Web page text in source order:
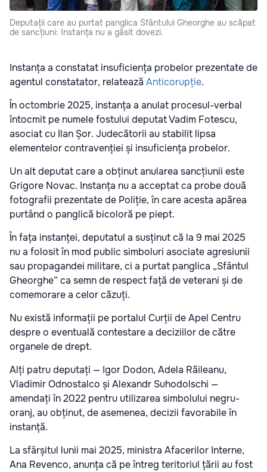
Deputații care au purtat panglica Sfântului Gheorghe au scăpat
de sancțiuni: Instanța nu a găsit dovezi.
Instanța a constatat insuficiența probelor prezentate de
agentul constatator, relatează Anticorupție.
În octombrie 2025, instanța a anulat procesul-verbal
întocmit pe numele fostului deputat Vadim Fotescu,
asociat cu Ilan Șor. Judecătorii au stabilit lipsa
elementelor contravenției și insuficiența probelor.
Un alt deputat care a obținut anularea sancțiunii este
Grigore Novac. Instanța nu a acceptat ca probe două
fotografii prezentate de Poliție, în care acesta apărea
purtând o panglică bicoloră pe piept.
În fața instanței, deputatul a susținut că la 9 mai 2025
nu a folosit în mod public simboluri asociate agresiunii
sau propagandei militare, ci a purtat panglica „Sfântul
Gheorghe” ca semn de respect față de veterani și de
comemorare a celor căzuți.
Nu există informații pe portalul Curții de Apel Centru
despre o eventuală contestare a deciziilor de către
organele de drept.
Alți patru deputați — Igor Dodon, Adela Răileanu,
Vladimir Odnostalco și Alexandr Suhodolschi —
amendați în 2022 pentru utilizarea simbolului negru-
oranj, au obținut, de asemenea, decizii favorabile în
instanță.
La sfârșitul lunii mai 2025, ministra Afacerilor Interne,
Ana Revenco, anunța că pe întreg teritoriul țării au fost